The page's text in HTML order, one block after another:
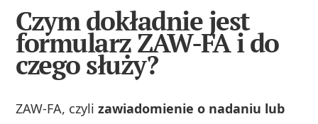
Czym dokładnie jest
formularz ZAW-FA i do
czego służy?
ZAW-FA, czylizawiadomienie o nadaniu lub